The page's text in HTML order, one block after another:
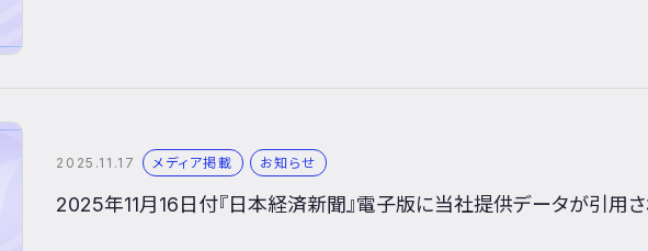
2025.11.17 メディア掲載 お知らせ
2025年11月16日付『日本経済新聞』電子版に当社提供データが引用